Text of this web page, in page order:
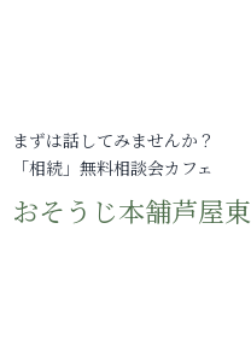
まずは話してみませんか？
「相続」無料相談会カフェ
おそうじ本舗芦屋東